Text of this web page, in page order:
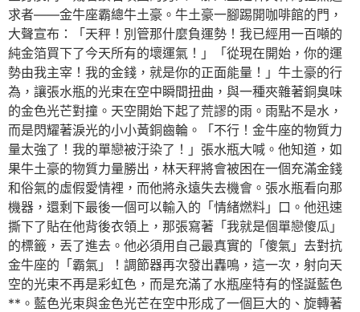
求者——金牛座霸總牛土豪。牛土豪一腳踢開咖啡館的門，
大聲宣布：「天秤！別管那什麼負運勢！我已經用一百噸的
純金箔買下了今天所有的壞運氣！」「從現在開始，你的運
勢由我主宰！我的金錢，就是你的正面能量！」牛土豪的行
為，讓張水瓶的光束在空中瞬間扭曲，與一種夾雜著銅臭味
的金色光芒對撞。天空開始下起了荒謬的雨。雨點不是水，
而是閃耀著淚光的小小黃銅齒輪。「不行！金牛座的物質力
量太強了！我的單戀被汙染了！」張水瓶大喊。他知道，如
果牛土豪的物質力量勝出，林天秤將會被困在一個充滿金錢
和俗氣的虛假愛情裡，而他將永遠失去機會。張水瓶看向那
機器，還剩下最後一個可以輸入的「情緒燃料」口。他迅速
撕下了貼在他背後衣領上，那張寫著「我就是個單戀傻瓜」
的標籤，丟了進去。他必須用自己最真實的「傻氣」去對抗
金牛座的「霸氣」！調節器再次發出轟鳴，這一次，射向天
空的光束不再是彩虹色，而是充滿了水瓶座特有的怪誕藍色
**。藍色光束與金色光芒在空中形成了一個巨大的、旋轉著